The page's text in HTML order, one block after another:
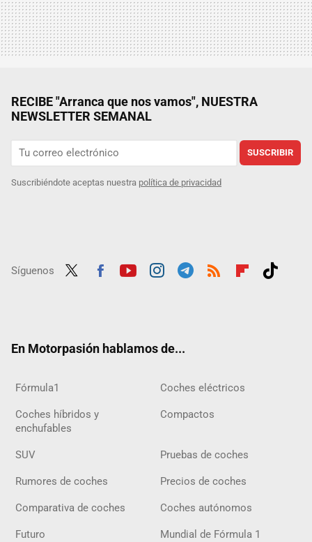
RECIBE "Arranca que nos vamos", NUESTRA
NEWSLETTER SEMANAL
SUSCRIBIR
Suscribiéndote aceptas nuestra política de privacidad
Síguenos
En Motorpasión hablamos de...
Fórmula1 Coches eléctricos
Coches híbridos y
enchufables
Compactos
SUV Pruebas de coches
Rumores de coches Precios de coches
Comparativa de coches Coches autónomos
Futuro Mundial de Fórmula 1